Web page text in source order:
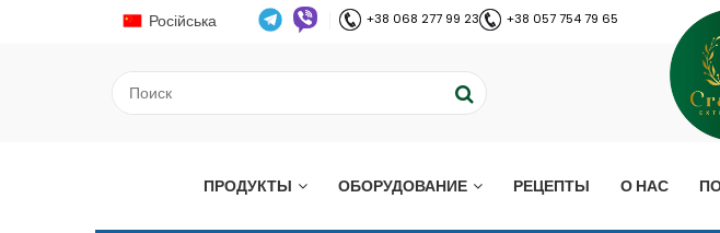
Російська +38 068 277 99 23 +38 057 754 79 65
ПРОДУКТЫ ОБОРУДОВАНИЕ РЕЦЕПТЫ О НАС